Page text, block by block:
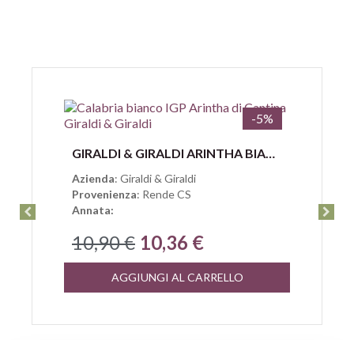
Anteprima
-5%
GIRALDI & GIRALDI ARINTHA BIANCO CALABRIA IGP
Azienda: Giraldi & Giraldi
Provenienza: Rende CS
Annata:
10,90 € 10,36 €
AGGIUNGI AL CARRELLO